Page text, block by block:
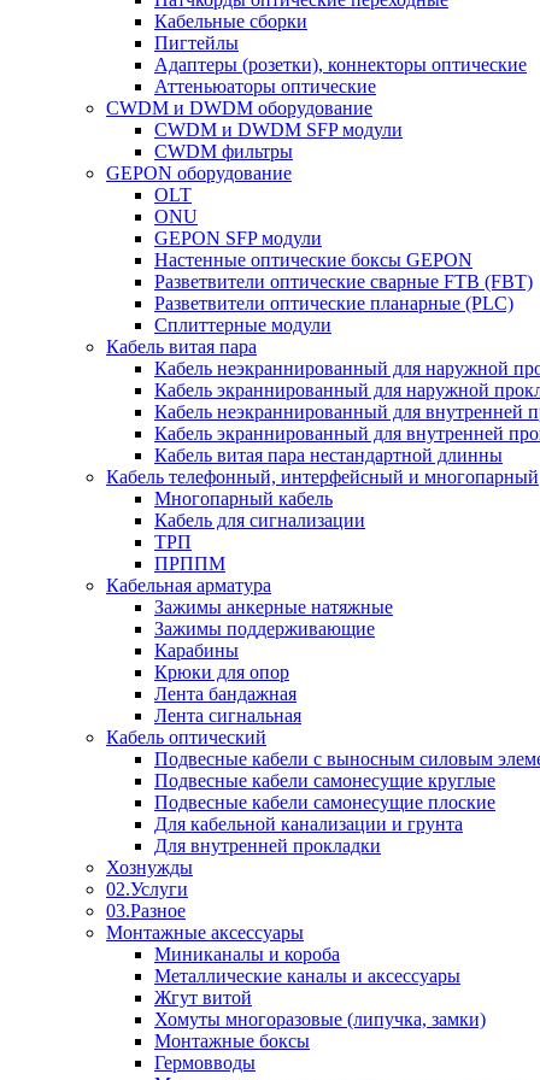
Кабельные сборки
Пигтейлы
Адаптеры (розетки), коннекторы оптические
Аттеньюаторы оптические
CWDM и DWDM оборудование
CWDM и DWDM SFP модули
CWDM фильтры
GEPON оборудование
OLT
ONU
GEPON SFP модули
Настенные оптические боксы GEPON
Разветвители оптические сварные FTB (FBT)
Разветвители оптические планарные (PLC)
Сплиттерные модули
Кабель витая пара
Кабель неэкраннированный для наружной
Кабель экраннированный для наружной
Кабель неэкраннированный для внутренней
Кабель экраннированный для внутренней
Кабель витая пара нестандартной длинны
Кабель телефонный, интерфейсный и многопарный
Многопарный кабель
Кабель для сигнализации
ТРП
ПРППМ
Кабельная арматура
Зажимы анкерные натяжные
Зажимы поддерживающие
Карабины
Крюки для опор
Лента бандажная
Лента сигнальная
Кабель оптический
Подвесные кабели с выносным силовым
Подвесные кабели самонесущие круглые
Подвесные кабели самонесущие плоские
Для кабельной канализации и грунта
Для внутренней прокладки
Хознужды
02.Услуги
03.Разное
Монтажные аксессуары
Миниканалы и короба
Металлические каналы и аксессуары
Жгут витой
Хомуты многоразовые (липучка, замки)
Монтажные боксы
Гермовводы